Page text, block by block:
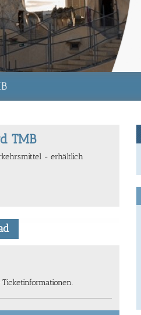
TMB
- erhältlich